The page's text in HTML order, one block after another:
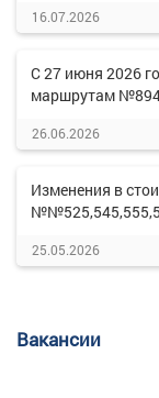
16.07.2026
С 27 июня 2026
маршрутам
26.06.2026
Изменения в
25.05.2026
Вакансии